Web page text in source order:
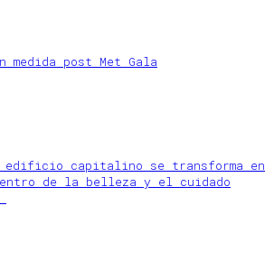
medida post Met Gala
edificio capitalino se transforma en
de la belleza y el cuidado